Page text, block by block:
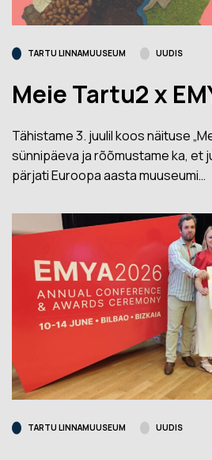
TARTU LINNAMUUSEUM UUDIS
Meie Tartu2 x
Tähistame 3. juulil koos näituse
sünnipäeva ja rõõmustame ka, et
pärjati Euroopa aasta muuseumi…
TARTU LINNAMUUSEUM UUDIS